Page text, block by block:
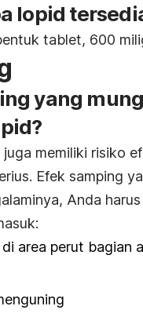
lopid
tablet, 600
yang
memiliki risiko
Efek samping
Anda
area perut bagian